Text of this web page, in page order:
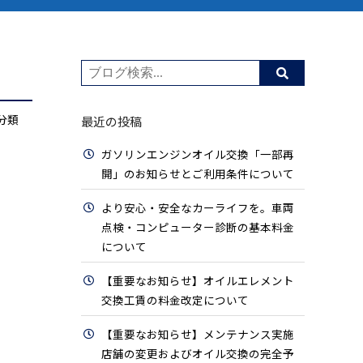
類 最近の投稿
ガソリンエンジンオイル交換「一部再
開」のお知らせとご利用条件について
より安心・安全なカーライフを。車両
点検・コンピューター診断の基本料金
について
【重要なお知らせ】オイルエレメント
交換工賃の料金改定について
【重要なお知らせ】メンテナンス実施
店舗の変更およびオイル交換の完全予